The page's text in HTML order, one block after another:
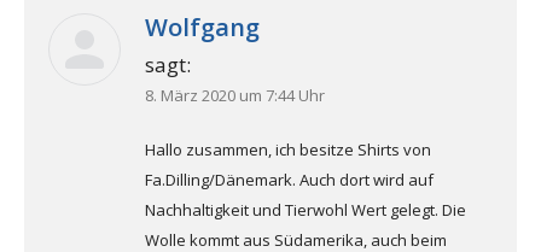
Wolfgang
sagt:
8. März 2020 um 7:44 Uhr
Hallo zusammen, ich besitze Shirts von
Fa.Dilling/Dänemark. Auch dort wird auf
Nachhaltigkeit und Tierwohl Wert gelegt. Die
Wolle kommt aus Südamerika, auch beim